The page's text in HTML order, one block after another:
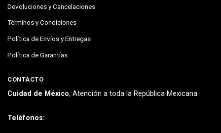
Devoluciones y Cancelaciones
Términos y Condiciones
Política de Envíos y Entregas
Política de Garantías
CONTACTO
Cuidad de México, Atención a toda la República Mexicana
Teléfonos: